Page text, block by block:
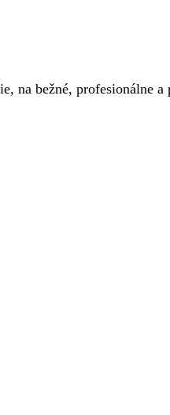
na bežné, profesionálne a